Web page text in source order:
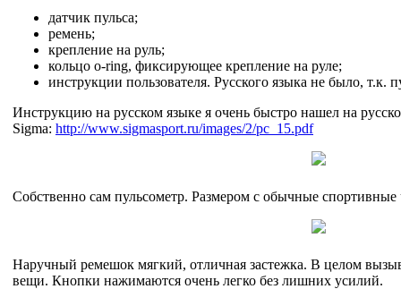
датчик пульса;
ремень;
крепление на руль;
кольцо o-ring, фиксирующее крепление на руле;
инструкции пользователя. Русского языка не было,
Инструкцию на русском языке я очень быстро нашел на
Sigma: http://www.sigmasport.ru/images/2/pc_15.pdf
Собственно сам пульсометр. Размером с обычные
Наручный ремешок мягкий, отличная застежка. В целом
вещи. Кнопки нажимаются очень легко без лишних усилий.